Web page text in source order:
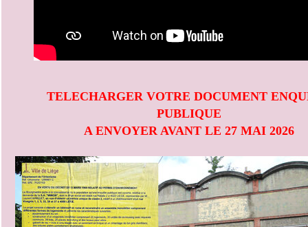
TELECHARGER VOTRE DOCUMENT
PUBLIQUE
A ENVOYER AVANT LE 27 MAI 2026